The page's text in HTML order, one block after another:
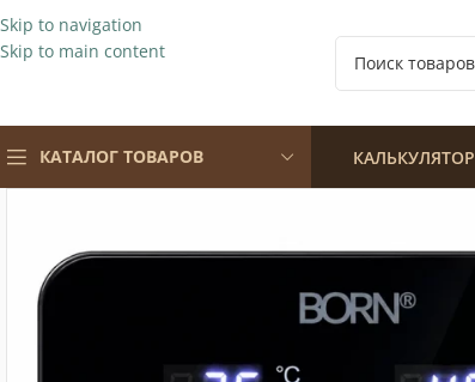
Skip to navigation
Skip to main content
КАТАЛОГ ТОВАРОВ КАЛЬКУЛЯТОР